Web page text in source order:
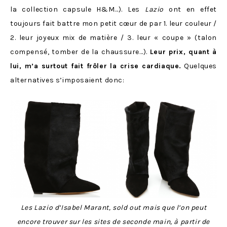
la collection capsule H&M…). Les Lazio ont en effet
toujours fait battre mon petit cœur de par 1. leur couleur /
2. leur joyeux mix de matière / 3. leur « coupe » (talon
compensé, tomber de la chaussure…). Leur prix, quant à
lui, m’a surtout fait frôler la crise cardiaque. Quelques
alternatives s’imposaient donc:
Les Lazio d’Isabel Marant, sold out mais que l’on peut
encore trouver sur les sites de seconde main, à partir de